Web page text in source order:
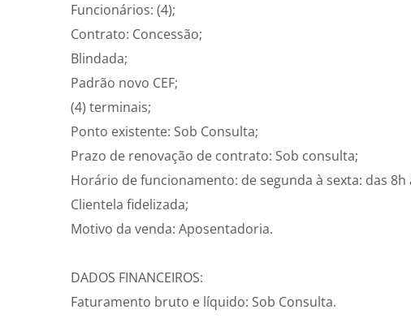
Funcionários: (4);
Contrato: Concessão;
Blindada;
Padrão novo CEF;
(4) terminais;
Ponto existente: Sob Consulta;
Prazo de renovação de contrato: Sob consulta;
Horário de funcionamento: de segunda à sexta: das 8h
Clientela fidelizada;
Motivo da venda: Aposentadoria.
DADOS FINANCEIROS:
Faturamento bruto e líquido: Sob Consulta.